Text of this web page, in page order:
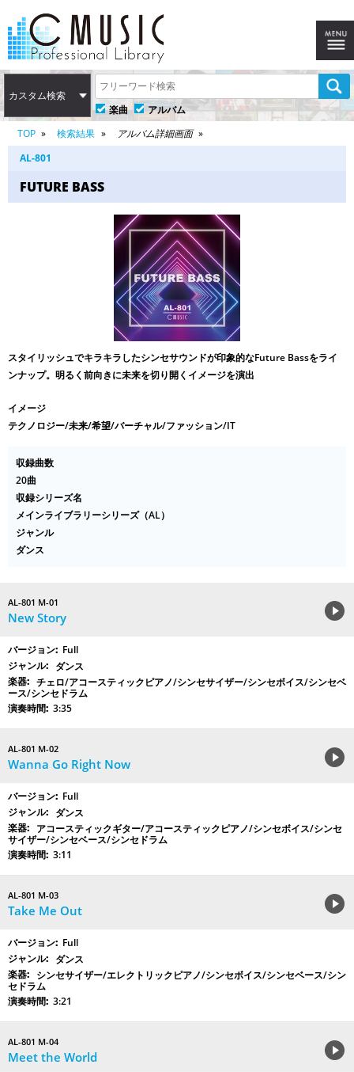
カスタム検索
楽曲
アルバム
TOP
検索結果
アルバム詳細画面
AL-801
FUTURE BASS
スタイリッシュでキラキラしたシンセサウンドが印象的なFuture Bassをライ
ンナップ。明るく前向きに未来を切り開くイメージを演出
イメージ
テクノロジー/未来/希望/バーチャル/ファッション/IT
収録曲数
20曲
収録シリーズ名
メインライブラリーシリーズ（AL）
ジャンル
ダンス
AL-801 M-01
New Story
Full
ダンス
チェロ/アコースティックピアノ/シンセサイザー/シンセボイス/シンセベ
ース/シンセドラム
3:35
AL-801 M-02
Wanna Go Right Now
Full
ダンス
アコースティックギター/アコースティックピアノ/シンセボイス/シンセ
サイザー/シンセベース/シンセドラム
3:11
AL-801 M-03
Take Me Out
Full
ダンス
シンセサイザー/エレクトリックピアノ/シンセボイス/シンセベース/シン
セドラム
3:21
AL-801 M-04
Meet the World